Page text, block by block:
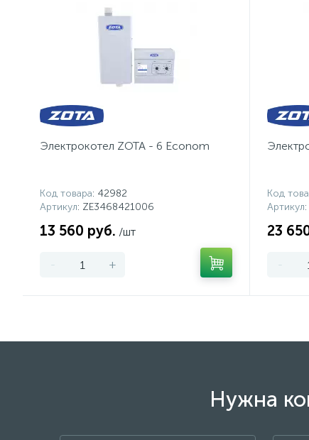
Электрокотел ZOTA - 6 Econom
Код товара: 42982
Артикул: ZE3468421006
13 560 руб. /шт
- +
Код
Артикул
23
-
Нужна